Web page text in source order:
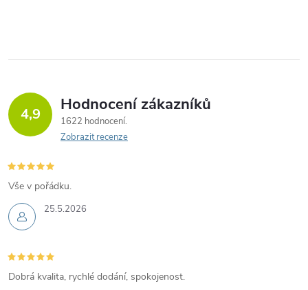
4,9 Hodnocení zákazníků
1622 hodnocení
Zobrazit recenze
25.5.2026
Vše v pořádku.
Dobrá kvalita, rychlé dodání, spokojenost.